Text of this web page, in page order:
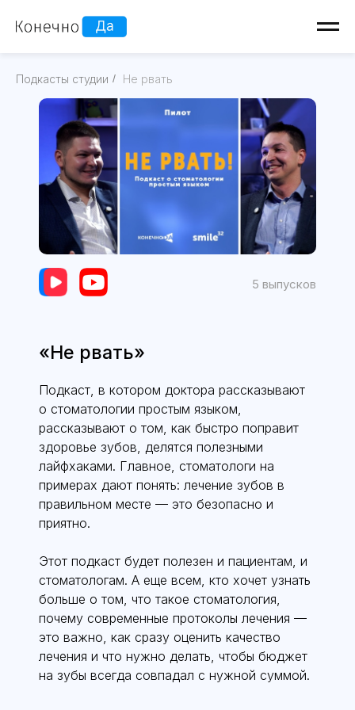
Подкасты студии / Не рвать
«Не рвать»
5 выпусков
Подкаст, в котором доктора рассказывают
о стоматологии простым языком,
рассказывают о том, как быстро поправит
здоровье зубов, делятся полезными
лайфхаками. Главное, стоматологи на
примерах дают понять: лечение зубов в
правильном месте — это безопасно и
приятно.
Этот подкаст будет полезен и пациентам, и
стоматологам. А еще всем, кто хочет узнать
больше о том, что такое стоматология,
почему современные протоколы лечения —
это важно, как сразу оценить качество
лечения и что нужно делать, чтобы бюджет
на зубы всегда совпадал с нужной суммой.